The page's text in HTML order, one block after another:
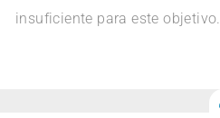
insuficiente para este objetivo.